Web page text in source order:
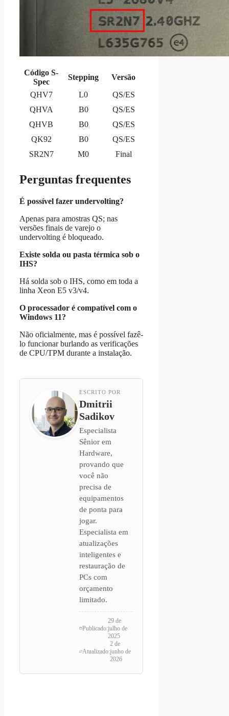
Código S-
Spec
Stepping
Versão
QHV7
L0
QS/ES
QHVA
B0
QS/ES
QHVB
B0
QS/ES
QK92
B0
QS/ES
SR2N7
M0 Final
Perguntas frequentes
É possível fazer undervolting?
Apenas para amostras QS; nas
versões finais de varejo o
undervolting é bloqueado.
Existe solda ou pasta térmica sob o
IHS?
Há solda sob o IHS, como em toda a
linha Xeon E5 v3/v4.
O processador é compatível com o
Windows 11?
Não oficialmente, mas é possível fazê-
lo funcionar burlando as verificações
de CPU/TPM durante a instalação.
ESCRITO POR
Dmitrii
Sadikov
Especialista
Sênior em
Hardware,
provando que
você não
precisa de
equipamentos
de ponta para
jogar.
Especialista em
atualizações
inteligentes e
restauração de
PCs com
orçamento
limitado.
Publicado:
29 de
julho de
2025
Atualizado:
2 de
junho de
2026